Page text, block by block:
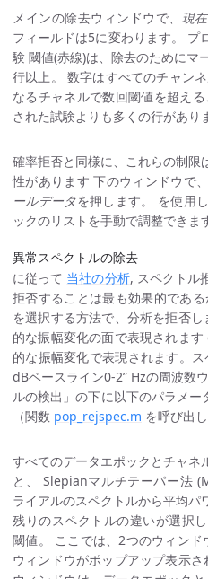
メインの除去ウィンドウで、 現
フィールドは5に変わります。 プ
験 閾値(赤線)は、除去のためにマ
行以上。 数字はすべてのチャン
なるチャネルで数回閾値を超え
された試験よりも多くの行があり
確率拒否と同様に、これらの制
性があります 下のウィンドウで
ールデータを押します。 を使用
ックのリストを手動で調整できま
異常スペクトルの除去
に従って 当社の分析, スペクトル
拒否することは最も効果的であ
を選択する方法で、分析を拒否
的な振幅変化の面で表現されま
的な振幅変化で表現されます。
dBベースライン0-2” Hzの周波数
ルの検出」の下に以下のパラメー
（関数 pop_rejspec.m を呼び出し
すべてのデータエポックとチャネ
と、 Slepianマルチテーパー法
ライアルのスペクトルから平均パ
残りのスペクトルの違いが選択
閾値。 ここでは、2つのウィン
ウィンドウがポップアップ表示